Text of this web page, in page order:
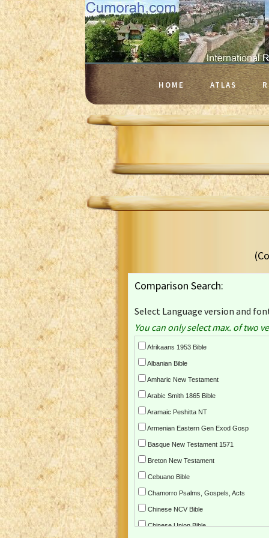
HOME ATLAS
Comparison Search:
Select Language version and
You can only select max. of two
Afrikaans 1953 Bible
Albanian Bible
Amharic New Testament
Arabic Smith 1865 Bible
Aramaic Peshitta NT
Armenian Eastern Gen Exod Gosp
Basque New Testament 1571
Breton New Testament
Cebuano Bible
Chamorro Psalms, Gospels, Acts
Chinese NCV Bible
Chinese Union Bible